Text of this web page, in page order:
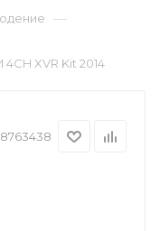
—
XVR Kit 2014